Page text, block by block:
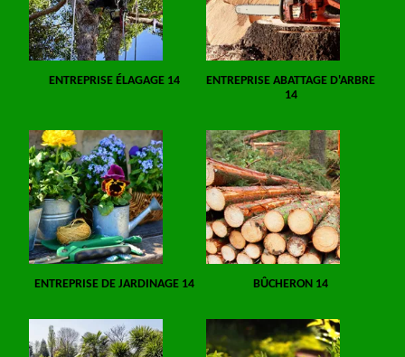
ENTREPRISE ÉLAGAGE 14
ENTREPRISE ABATTAGE D'ARBRE
14
ENTREPRISE DE JARDINAGE 14 BÛCHERON 14